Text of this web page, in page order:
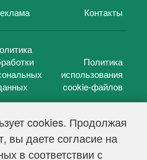
cookies. Продолжая
вы даете согласие на
в соответствии с
Контакты
Политика
использования
cookie-файлов
— 2026 г.
СМИ Эл № ФС 77-39848, выдано